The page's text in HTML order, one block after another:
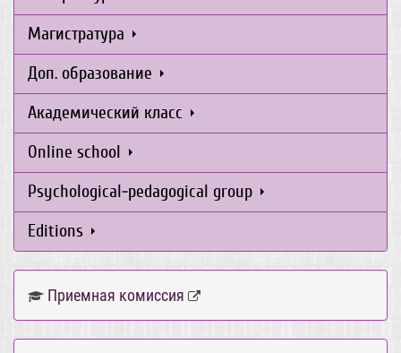
Магистратура
Доп. образование
Академический класс
Online school
Psychological-pedagogical group
Editions
Приемная комиссия